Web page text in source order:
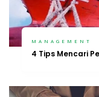
MANAGEMENT
4 Tips Mencari